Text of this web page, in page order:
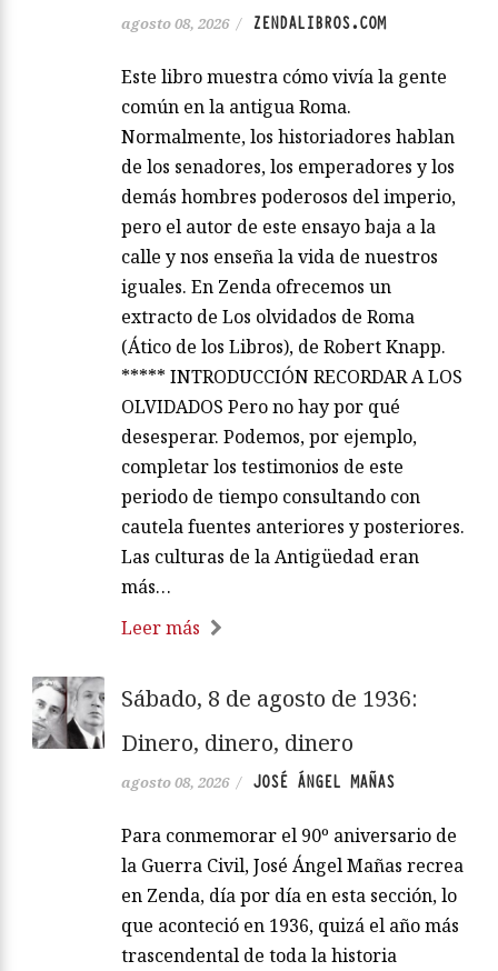
agosto 08, 2026 / ZENDALIBROS.COM
Este libro muestra cómo vivía la gente
común en la antigua Roma.
Normalmente, los historiadores hablan
de los senadores, los emperadores y los
demás hombres poderosos del imperio,
pero el autor de este ensayo baja a la
calle y nos enseña la vida de nuestros
iguales. En Zenda ofrecemos un
extracto de Los olvidados de Roma
(Ático de los Libros), de Robert Knapp.
***** INTRODUCCIÓN RECORDAR A LOS
OLVIDADOS Pero no hay por qué
desesperar. Podemos, por ejemplo,
completar los testimonios de este
periodo de tiempo consultando con
cautela fuentes anteriores y posteriores.
Las culturas de la Antigüedad eran
más…
Leer más
Sábado, 8 de agosto de 1936:
Dinero, dinero, dinero
agosto 08, 2026 / JOSÉ ÁNGEL MAÑAS
Para conmemorar el 90º aniversario de
la Guerra Civil, José Ángel Mañas recrea
en Zenda, día por día en esta sección, lo
que aconteció en 1936, quizá el año más
trascendental de toda la historia